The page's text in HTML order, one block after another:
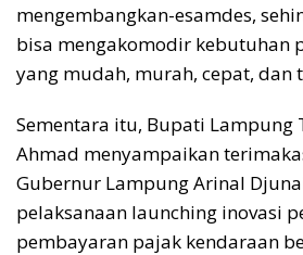
mengembangkan-esamdes,
bisa mengakomodir kebutuhan
yang mudah, murah, cepat, dan
Sementara itu, Bupati Lampung
Ahmad menyampaikan
Gubernur Lampung Arinal
pelaksanaan launching inovasi
pembayaran pajak kendaraan